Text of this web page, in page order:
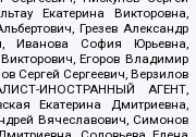
Екатерина Викторовна,
Грезев Александр
Иванова София Юрьевна,
Егоров Владимир
Сергей Сергеевич, Верзилов
ИНОСТРАННЫЙ АГЕНТ,
Екатерина Дмитриевна,
Вячеславович, Симонов